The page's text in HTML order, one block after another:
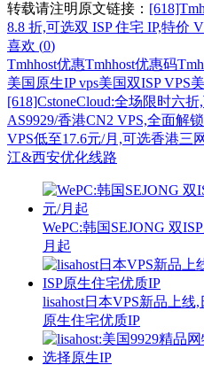
转载请注明原文链接：
8.8 折,可选双 ISP 住宅 IP,特价
喜欢 (0)
Tmhhost优惠Tmhhost优惠码
美国原生IP vps美国双ISP VPS
[618]CstoneCloud:全场限时六
AS9929/香港CN2 VPS,全面解
VPS低至17.6元/月,可选香港三
江&西安优化线路
WePC:韩国SEJONG 双
月起
lisahost日本VPS新品上
原生住宅优质IP